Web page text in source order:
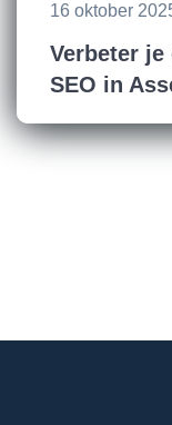
16 oktober
Verbeter
SEO in